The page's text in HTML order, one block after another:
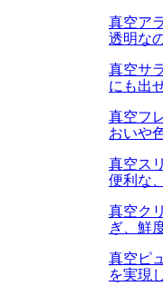
真空ア
透明な
真空サ
にも出
真空フ
おいや
真空ス
便利な
真空ク
ぎ、鮮
真空ピ
を実現